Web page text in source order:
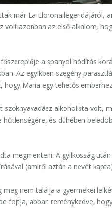
már La Llorona legendájáról,
azonban az első alkalom,
főszereplője a spanyol hódítás
Az egyikben szegény
Maria egy tehetős
alkoholista volt,
és dühében
megmenteni. A gyilkosság
(amiről aztán a nevét
nem találja a gyermekei
fojtja, abban reménykedve,